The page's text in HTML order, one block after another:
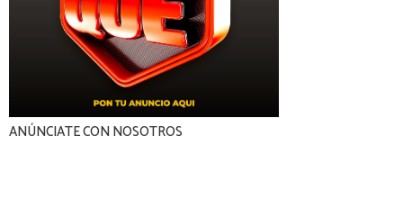
ANÚNCIATE CON NOSOTROS